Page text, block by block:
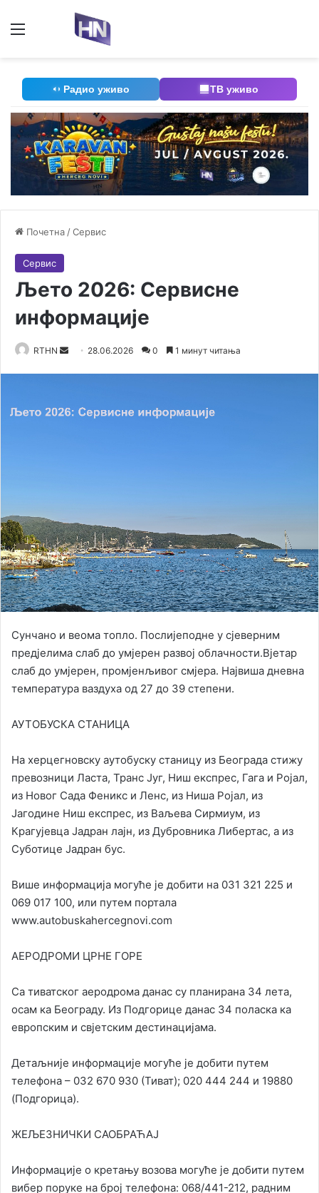
Радио уживо ТВ уживо
Почетна /Сервис
Сервис
Љето 2026: Сервисне
информације
RTHN
a
l
28.06.2026 0 1 минут читања
Сунчано и веома топло. Послијеподне у сјеверним
предјелима слаб до умјерен развој облачности.Вјетар
слаб до умјерен, промјенљивог смјера. Највиша дневна
температура ваздуха од 27 до 39 степени.
АУТОБУСКА СТАНИЦА
На херцегновску аутобуску станицу из Београда стижу
превозници Ласта, Транс Југ, Ниш експрес, Гага и Ројал,
из Новог Сада Феникс и Ленс, из Ниша Ројал, из
Јагодине Ниш експрес, из Ваљева Сирмиум, из
Крагујевца Јадран лајн, из Дубровника Либертас, а из
Суботице Јадран бус.
Више информација могуће је добити на 031 321 225 и
069 017 100, или путем портала
www.autobuskahercegnovi.com
АЕРОДРОМИ ЦРНЕ ГОРЕ
Са тиватског аеродрома данас су планирана 34 лета,
осам ка Београду. Из Подгорице данас 34 поласка ка
европским и свјетским дестинацијама.
Детаљније информације могуће је добити путем
телефона – 032 670 930 (Тиват); 020 444 244 и 19880
(Подгорица).
ЖЕЉЕЗНИЧКИ САОБРАЋАЈ
Информације о кретању возова могуће је добити путем
вибер поруке на број телефона: 068/441-212, радним